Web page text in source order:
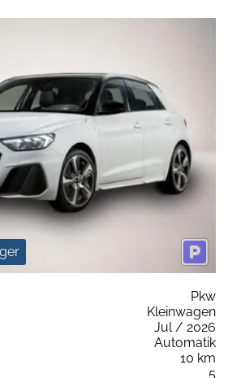
Pkw
Kleinwagen
Jul / 2026
Automatik
10 km
5